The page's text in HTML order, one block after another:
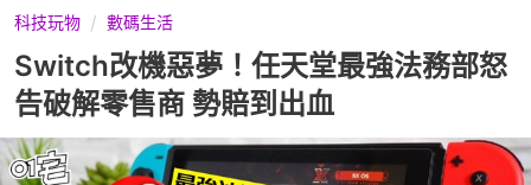
科技玩物 數碼生活
Switch改機惡夢！任天堂最強法務部怒
告破解零售商 勢賠到出血